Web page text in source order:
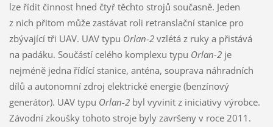
lze řídit činnost hned čtyř těchto strojů současně. Jeden
z nich přitom může zastávat roli retranslační stanice pro
zbývající tři UAV. UAV typu Orlan-2vzlétá z ruky a přistává
na padáku. Součástí celého komplexu typu Orlan-2je
nejméně jedna řídící stanice, anténa, souprava náhradních
dílů a autonomní zdroj elektrické energie (benzínový
generátor). UAV typu Orlan-2 byl vyvinit z iniciativy výrobce.
Závodní zkoušky tohoto stroje byly završeny v roce 2011.